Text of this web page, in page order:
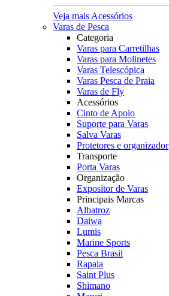
Veja mais Acessórios
Varas de Pesca
Categoria
Varas para Carretilhas
Varas para Molinetes
Varas Telescópica
Varas Pesca de Praia
Varas de Fly
Acessórios
Cinto de Apoio
Suporte para Varas
Salva Varas
Protetores e organizador
Transporte
Porta Varas
Organização
Expositor de Varas
Principais Marcas
Albatroz
Daiwa
Lumis
Marine Sports
Pesca Brasil
Rapala
Saint Plus
Shimano